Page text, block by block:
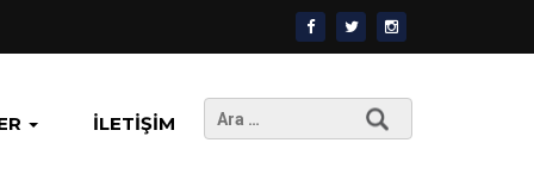
İLETIŞIM
Arama: